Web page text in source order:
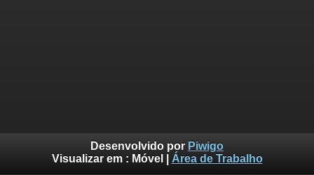
Desenvolvido por Piwigo
Visualizar em : Móvel Área de Trabalho